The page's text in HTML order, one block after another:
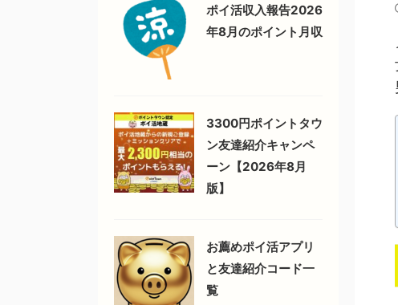
ポイ活収入報告2026
年8月のポイント月収
3300円ポイントタウ
ン友達紹介キャンペ
ーン【2026年8月
版】
お薦めポイ活アプリ
と友達紹介コード一
覧